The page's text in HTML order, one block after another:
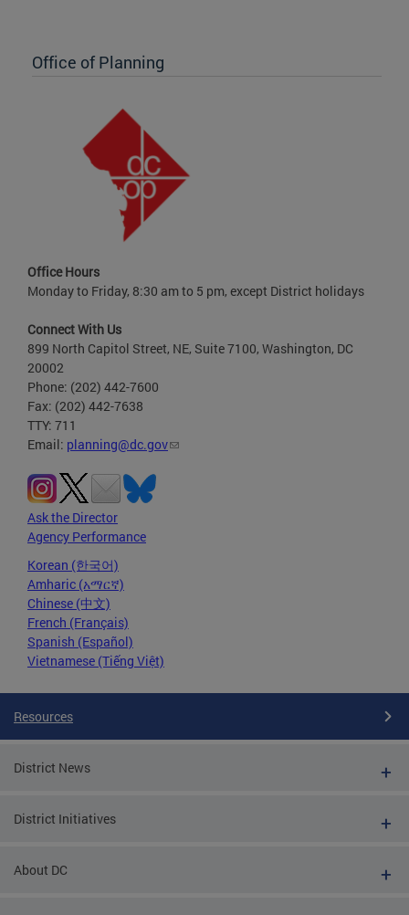
Office of Planning
Office Hours
Monday to Friday, 8:30 am to 5 pm, except District holidays
Connect With Us
899 North Capitol Street, NE, Suite 7100, Washington, DC
20002
Phone: (202) 442-7600
Fax: (202) 442-7638
TTY: 711
Email: planning@dc.gov
Ask the Director
Agency Performance
Korean (한국어)
Amharic (አማርኛ)
Chinese (中文)
French (Français)
Spanish (Español)
Vietnamese (Tiếng Việt)
Resources
District News
District Initiatives
About DC